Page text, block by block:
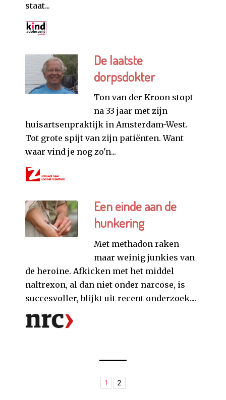
staat...
De laatste
dorpsdokter
Ton van der Kroon stopt
na 33 jaar met zijn
huisartsenpraktijk in Amsterdam-West.
Tot grote spijt van zijn patiënten. Want
waar vind je nog zo'n...
Een einde aan de
hunkering
Met methadon raken
maar weinig junkies van
de heroine. Afkicken met het middel
naltrexon, al dan niet onder narcose, is
succesvoller, blijkt uit recent onderzoek....
1 2